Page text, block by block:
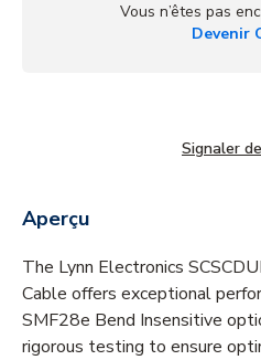
Vous n’êtes pas
Devenir
Signaler
Aperçu
The Lynn Electronics
Cable offers exceptional
SMF28e Bend Insensitive
rigorous testing to ensure